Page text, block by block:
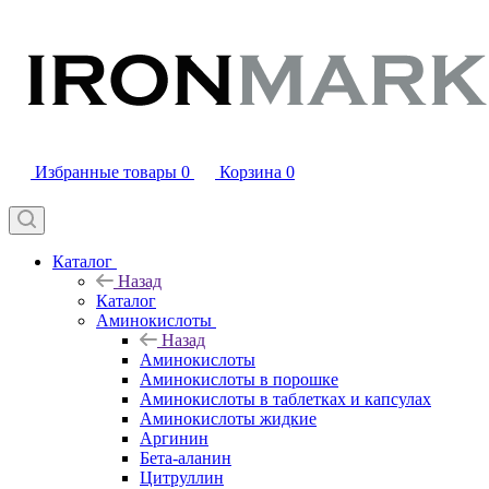
Избранные товары 0 Корзина 0
Каталог
Назад
Каталог
Аминокислоты
Назад
Аминокислоты
Аминокислоты в порошке
Аминокислоты в таблетках и капсулах
Аминокислоты жидкие
Аргинин
Бета-аланин
Цитруллин